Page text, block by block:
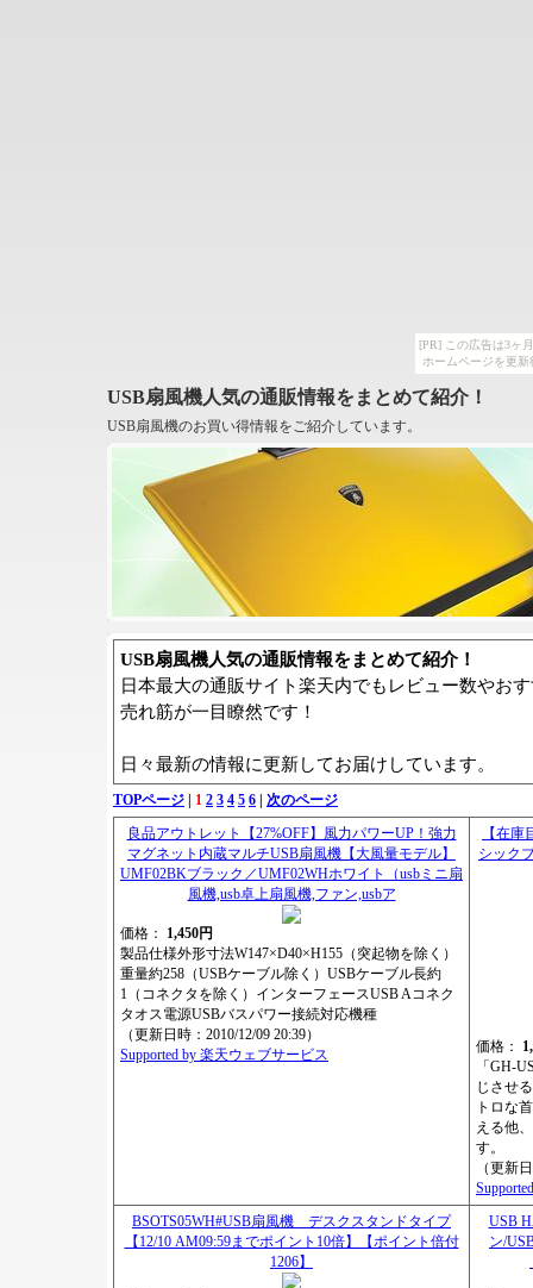
[PR] この広告は3ヶ
ホームページを更
USB扇風機人気の通販情報をまとめて紹介！
USB扇風機のお買い得情報をご紹介しています。
USB扇風機人気の通販情報をまとめて紹介！
日本最大の通販サイト楽天内でもレビュー数やお
売れ筋が一目瞭然です！
日々最新の情報に更新してお届けしています。
TOPページ 1 2 3 4 5 6
次のページ
良品アウトレット【27%OFF】風力パワーUP！強力
マグネット内蔵マルチUSB扇風機【大風量モデル】
UMF02BKブラック／UMF02WHホワイト（usbミニ扇
風機,usb卓上扇風機,ファン,usbア
価格： 1,450円
製品仕様外形寸法W147×D40×H155（突起物を除く）
重量約258（USBケーブル除く）USBケーブル長約
1（コネクタを除く）インターフェースUSB Aコネク
タオス電源USBバスパワー接続対応機種
（更新日時：2010/12/09 20:39）
Supported by 楽天ウェブサービス
【在
シック
価格：
「GH-
じさせ
トロな
える他
す。
（更新
BSOTS05WH#USB扇風機 デスクスタンドタイプ
【12/10 AM09:59までポイント10倍】【ポイント倍付
1206】
USB
ン/